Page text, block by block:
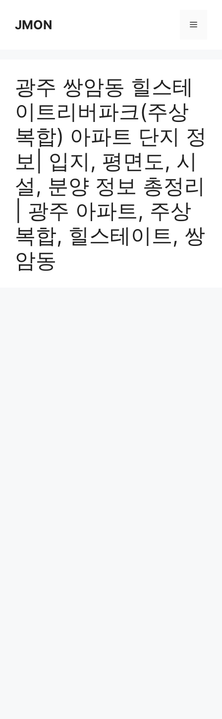
contentJMON Menu
광주 쌍암동 힐스테
이트리버파크(주상
복합) 아파트 단지 정
보| 입지, 평면도, 시
설, 분양 정보 총정리
| 광주 아파트, 주상
복합, 힐스테이트, 쌍
암동